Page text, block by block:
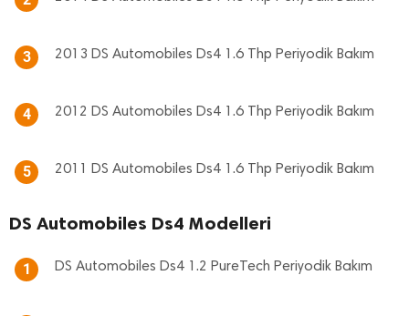
3 2013 DS Automobiles Ds4 1.6 Thp Periyodik Bakım
4 2012 DS Automobiles Ds4 1.6 Thp Periyodik Bakım
5 2011 DS Automobiles Ds4 1.6 Thp Periyodik Bakım
DS Automobiles Ds4 Modelleri
1 DS Automobiles Ds4 1.2 PureTech Periyodik Bakım